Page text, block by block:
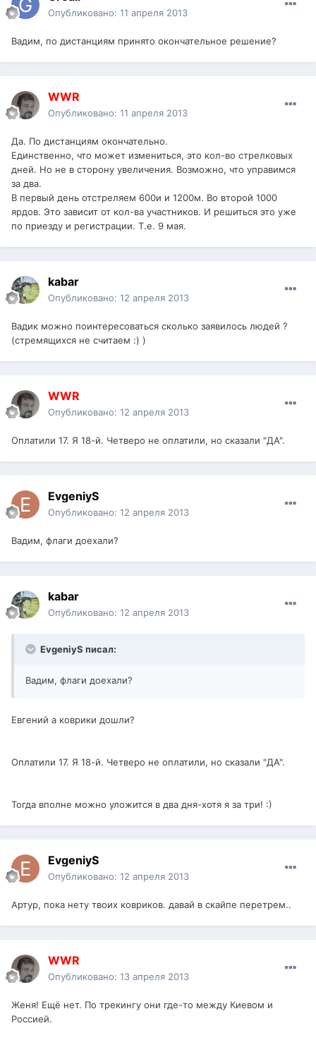
Опубликовано: 11 апреля 2013
Вадим, по дистанциям принято окончательное решение?
WWR
Опубликовано: 11 апреля 2013
Да. По дистанциям окончательно.
Единственно, что может измениться, это кол-во стрелковых
дней. Но не в сторону увеличения. Возможно, что управимся
за два.
В первый день отстреляем 600и и 1200м. Во второй 1000
ярдов. Это зависит от кол-ва участников. И решиться это уже
по приезду и регистрации. Т.е. 9 мая.
kabar
Опубликовано: 12 апреля 2013
Вадик можно поинтересоваться сколько заявилось людей ?
(стремящихся не считаем :) )
WWR
Опубликовано: 12 апреля 2013
Оплатили 17. Я 18-й. Четверо не оплатили, но сказали "ДА".
EvgeniyS
Опубликовано: 12 апреля 2013
Вадим, флаги доехали?
kabar
Опубликовано: 12 апреля 2013
EvgeniyS писал:
Вадим, флаги доехали?
Евгений а коврики дошли?
Оплатили 17. Я 18-й. Четверо не оплатили, но сказали "ДА".
Тогда вполне можно уложится в два дня-хотя я за три! :)
EvgeniyS
Опубликовано: 12 апреля 2013
Артур, пока нету твоих ковриков. давай в скайпе перетрем..
WWR
Опубликовано: 13 апреля 2013
Женя! Ещё нет. По трекингу они где-то между Киевом и
Россией.